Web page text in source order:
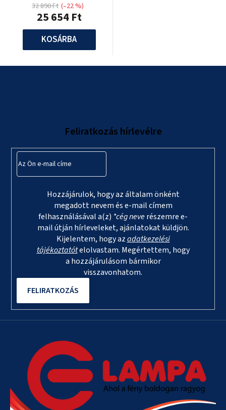
25 654 Ft
32 890 Ft (–22 %)
KOSÁRBA
Feliratkozás hírlevélre
Hozzájárulok, hogy az általam önként
megadott nevem és e-mail címem
felhasználásával a(z) *cég neverészemre e-
mail útján hírleveleket, ajánlatokat küldjön.
Kijelentem, hogy azadatkezelési
tájékoztatótelolvastam. Megértettem, hogy
a hozzájárulásom bármikor
visszavonhatom.
FELIRATKOZÁS